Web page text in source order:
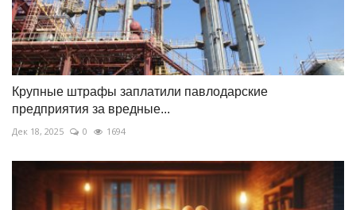
Крупные штрафы заплатили павлодарские
предприятия за вредные...
Дек 18, 2025 0 1694